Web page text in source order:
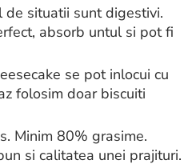
situatii sunt digestivi.
absorb untul si pot fi
se pot inlocui cu
folosim doar biscuiti
Minim 80% grasime.
si calitatea unei prajituri.